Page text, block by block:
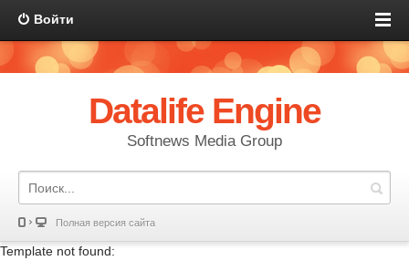
Войти
Datalife Engine
Softnews Media Group
Полная версия сайта
Template not found: